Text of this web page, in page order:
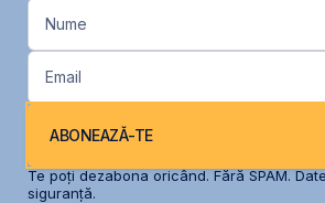
Nume
Email
ABONEAZĂ-TE
Te poți dezabona oricând. Fără SPAM.
siguranță.